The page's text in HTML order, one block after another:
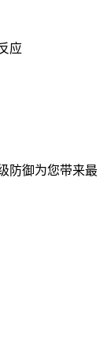
应
防御为您带来最